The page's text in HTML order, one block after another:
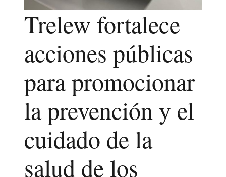
Trelew fortalece
acciones públicas
para promocionar
la prevención y el
cuidado de la
salud de los